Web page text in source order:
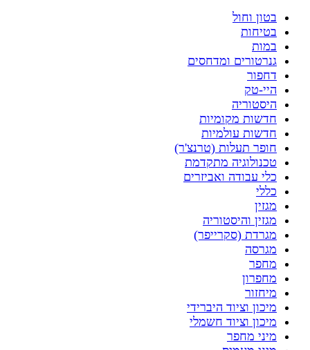
בטון וחול
בטיחות
במות
גנרטורים ומדחסים
דחפור
היי-טק
היסטוריה
חדשות מקומיות
חדשות עולמיות
חופר תעלות (טרנצ'ר)
טכנולוגיה מתקדמת
כלי עבודה ואביזרים
כללי
מגזין
מגזין והיסטוריה
מגרדת (סקרייפר)
מגרסה
מחפר
מחפרון
מיחזור
מיכון וציוד היברידי
מיכון וציוד חשמלי
מיני מחפר